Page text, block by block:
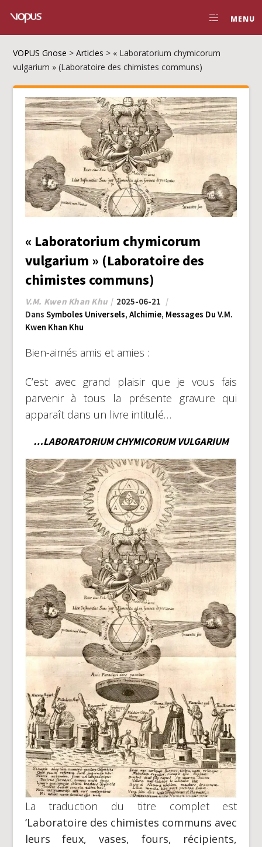
MENU
VOPUS Gnose >Articles > « Laboratorium chymicorum
vulgarium » (Laboratoire des chimistes communs)
« Laboratorium chymicorum
vulgarium » (Laboratoire des
chimistes communs)
V.M. Kwen Khan Khu
2025-06-21
Dans Symboles Universels, Alchimie, Messages Du V.M.
Kwen Khan Khu
Bien-aimés amis et amies :
C’est avec grand plaisir que je vous fais
parvenir à tous la présente gravure qui
apparaît dans un livre intitulé…
…LABORATORIUM CHYMICORUM VULGARIUM
La traduction du titre complet est
‘Laboratoire des chimistes communs avec
leurs feux, vases, fours, récipients,